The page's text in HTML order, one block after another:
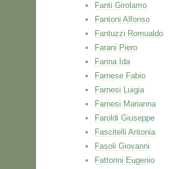
Fanti Girolamo
Fantoni Alfonso
Fantuzzi Romualdo
Farani Piero
Farina Ida
Farnese Fabio
Farnesi Luigia
Farnesi Marianna
Faroldi Giuseppe
Fascitelli Antonia
Fasoli Giovanni
Fattorini Eugenio